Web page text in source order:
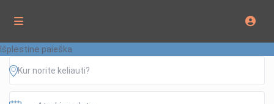
Išplėstinė paieška